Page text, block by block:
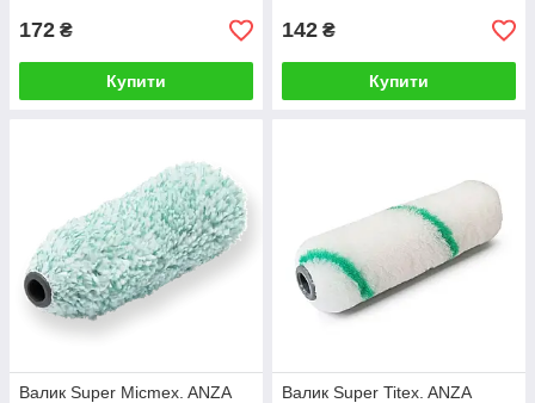
172 ₴
Купити
142 ₴
Купити
Валик Super Micmex. ANZA
Валик Super Titex. ANZA